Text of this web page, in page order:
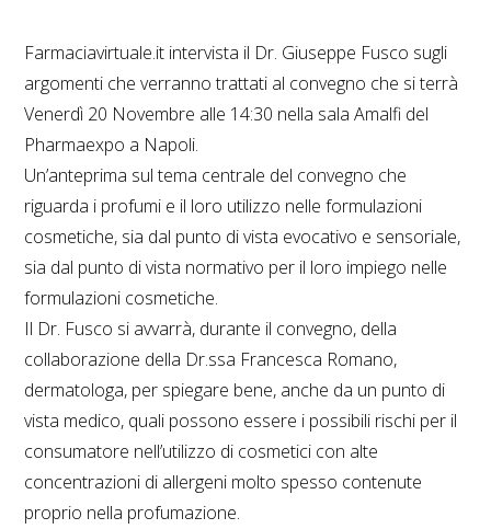
Farmaciavirtuale.it intervista il Dr. Giuseppe Fusco sugli
argomenti che verranno trattati al convegno che si terrà
Venerdì 20 Novembre alle 14:30 nella sala Amalfi del
Pharmaexpo a Napoli.
Un’anteprima sul tema centrale del convegno che
riguarda i profumi e il loro utilizzo nelle formulazioni
cosmetiche, sia dal punto di vista evocativo e sensoriale,
sia dal punto di vista normativo per il loro impiego nelle
formulazioni cosmetiche.
Il Dr. Fusco si avvarrà, durante il convegno, della
collaborazione della Dr.ssa Francesca Romano,
dermatologa, per spiegare bene, anche da un punto di
vista medico, quali possono essere i possibili rischi per il
consumatore nell’utilizzo di cosmetici con alte
concentrazioni di allergeni molto spesso contenute
proprio nella profumazione.